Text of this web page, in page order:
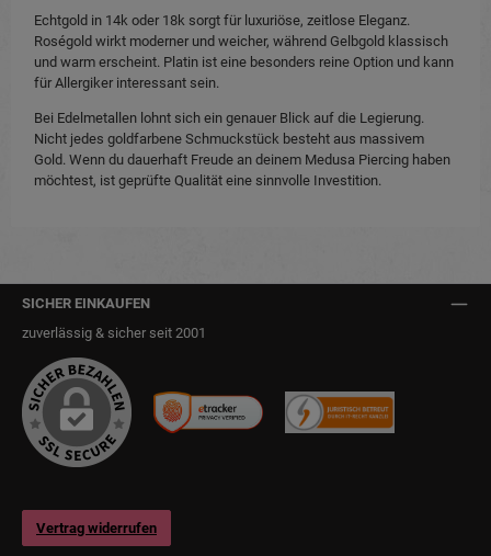
Echtgold in 14k oder 18k sorgt für luxuriöse, zeitlose Eleganz.
Roségold wirkt moderner und weicher, während Gelbgold klassisch
und warm erscheint. Platin ist eine besonders reine Option und kann
für Allergiker interessant sein.
Bei Edelmetallen lohnt sich ein genauer Blick auf die Legierung.
Nicht jedes goldfarbene Schmuckstück besteht aus massivem
Gold. Wenn du dauerhaft Freude an deinem Medusa Piercing haben
möchtest, ist geprüfte Qualität eine sinnvolle Investition.
SICHER EINKAUFEN
zuverlässig & sicher seit 2001
Vertrag widerrufen